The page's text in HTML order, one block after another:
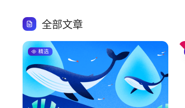
全部文章
精选